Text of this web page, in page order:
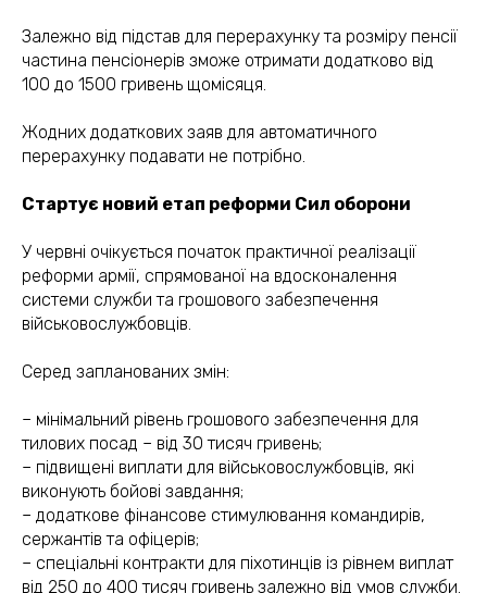
Залежно від підстав для перерахунку та розміру пенсії
частина пенсіонерів зможе отримати додатково від
100 до 1500 гривень щомісяця.
Жодних додаткових заяв для автоматичного
перерахунку подавати не потрібно.
Стартує новий етап реформи Сил оборони
У червні очікується початок практичної реалізації
реформи армії, спрямованої на вдосконалення
системи служби та грошового забезпечення
військовослужбовців.
Серед запланованих змін:
– мінімальний рівень грошового забезпечення для
тилових посад – від 30 тисяч гривень;
– підвищені виплати для військовослужбовців, які
виконують бойові завдання;
– додаткове фінансове стимулювання командирів,
сержантів та офіцерів;
– спеціальні контракти для піхотинців із рівнем виплат
від 250 до 400 тисяч гривень залежно від умов служби.